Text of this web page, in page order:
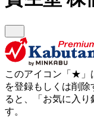
このアイコン 「★」
を登録もしくは削除
ると、「お気に入り
す。